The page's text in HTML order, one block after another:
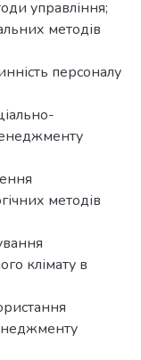
управління;
методів
персоналу
методів
клімату в